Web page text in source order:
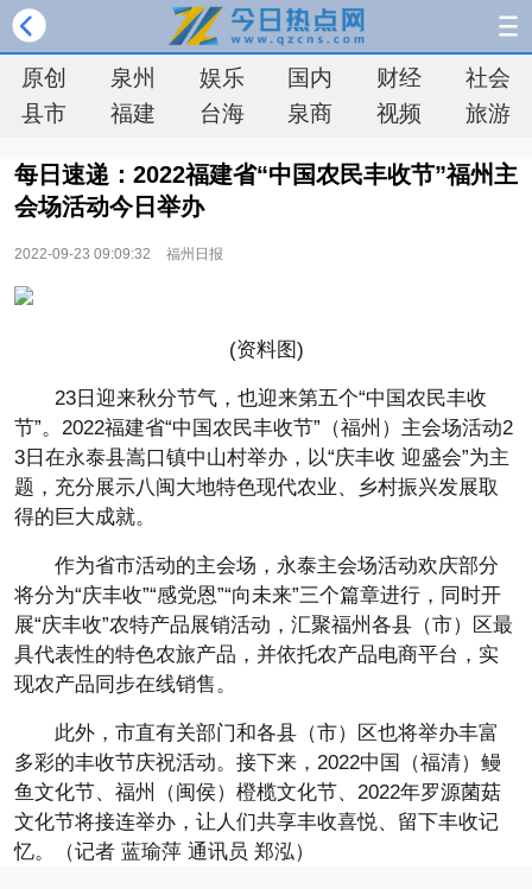
原创 泉州 娱乐 国内 财经
社会
县市
福建 台海 泉商 视频 旅游
每日速递：2022福建省“中国农民丰收节”福州主
会场活动今日举办
2022-09-23 09:09:32 福州日报
(资料图)
23日迎来秋分节气，也迎来第五个“中国农民丰收
节”。2022福建省“中国农民丰收节”（福州）主会场活动2
3日在永泰县嵩口镇中山村举办，以“庆丰收 迎盛会”为主
题，充分展示八闽大地特色现代农业、乡村振兴发展取
得的巨大成就。
作为省市活动的主会场，永泰主会场活动欢庆部分
将分为“庆丰收”“感党恩”“向未来”三个篇章进行，同时开
展“庆丰收”农特产品展销活动，汇聚福州各县（市）区最
具代表性的特色农旅产品，并依托农产品电商平台，实
现农产品同步在线销售。
此外，市直有关部门和各县（市）区也将举办丰富
多彩的丰收节庆祝活动。接下来，2022中国（福清）鳗
鱼文化节、福州（闽侯）橙榄文化节、2022年罗源菌菇
文化节将接连举办，让人们共享丰收喜悦、留下丰收记
忆。（记者 蓝瑜萍 通讯员 郑泓）